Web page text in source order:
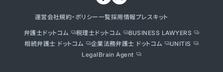
運営会社規約・ポリシー一覧採用情報プレスキット
弁護士ドットコム 税理士ドットコム
BUSINESS LAWYERS
相続弁護士 ドットコム
企業法務弁護士 ドットコム
UNITIS
LegalBrain Agent